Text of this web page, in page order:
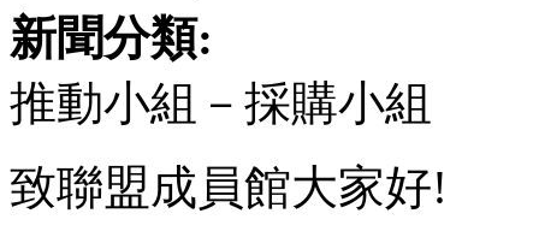
新聞分類:
推動小組－採購小組
致聯盟成員館大家好!